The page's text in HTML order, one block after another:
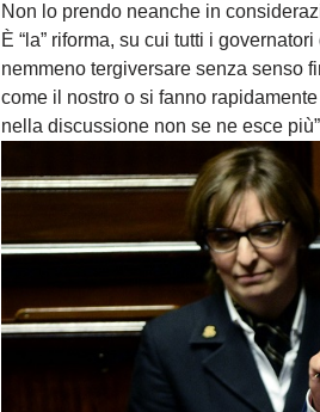
Non lo prendo neanche in
È “la” riforma, su cui tutti i
nemmeno tergiversare senza senso
come il nostro o si fanno
nella discussione non se ne esce